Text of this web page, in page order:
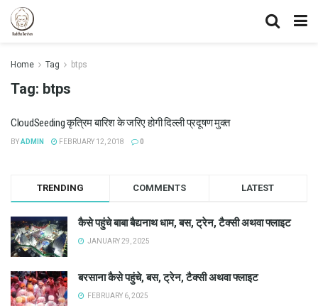
Home Tag btps
Tag: btps
CloudSeeding कृत्रिम बारिश के जरिए होगी दिल्ली प्रदूषण मुक्त
BYADMIN FEBRUARY 12, 2018 0
TRENDING COMMENTS LATEST
कैसे पहुंचे बाबा बैद्यनाथ धाम, बस, ट्रेन, टैक्सी अथवा फ्लाइट
JANUARY 29, 2025
बरसाना कैसे पहुंचे, बस, ट्रेन, टैक्सी अथवा फ्लाइट
FEBRUARY 6, 2025